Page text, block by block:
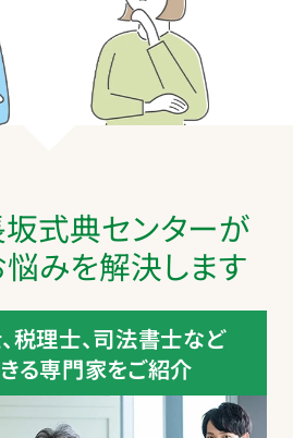
式典センターが
みを解決します
税理士、司法書士など
る専門家をご紹介